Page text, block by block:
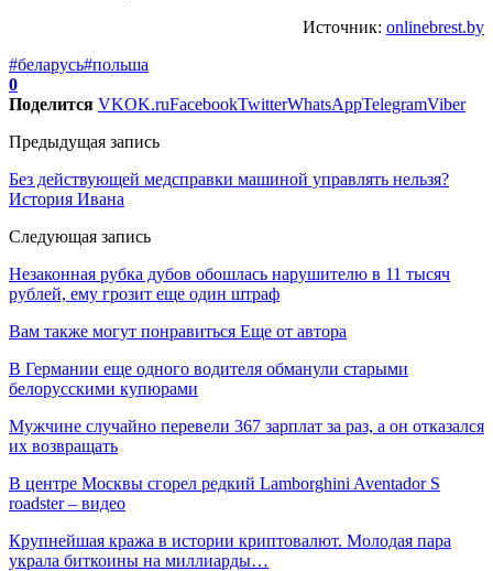
Источник: onlinebrest.by
#беларусь#польша
0
Поделится VKOK.ruFacebookTwitterWhatsAppTelegramViber
Предыдущая запись
Без действующей медсправки машиной управлять нельзя?
История Ивана
Следующая запись
Незаконная рубка дубов обошлась нарушителю в 11 тысяч
рублей, ему грозит еще один штраф
Вам также могут понравиться Еще от автора
В Германии еще одного водителя обманули старыми
белорусскими купюрами
Мужчине случайно перевели 367 зарплат за раз, а он отказался
их возвращать
В центре Москвы сгорел редкий Lamborghini Aventador S
roadster – видео
Крупнейшая кража в истории криптовалют. Молодая пара
украла биткоины на миллиарды…